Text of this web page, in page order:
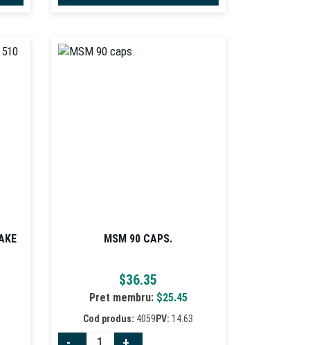
MSM 90 CAPS.
$36.35
Pret membru: $25.45
Cod produs: 4059 PV: 14.63